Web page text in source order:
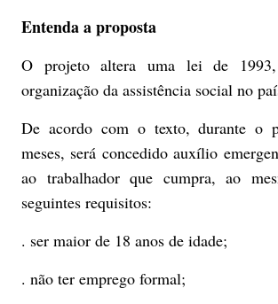
Entenda a proposta
O projeto altera uma lei de
organização da assistência social no
De acordo com o texto, durante o
meses, será concedido auxílio
ao trabalhador que cumpra, ao
seguintes requisitos:
. ser maior de 18 anos de idade;
. não ter emprego formal;